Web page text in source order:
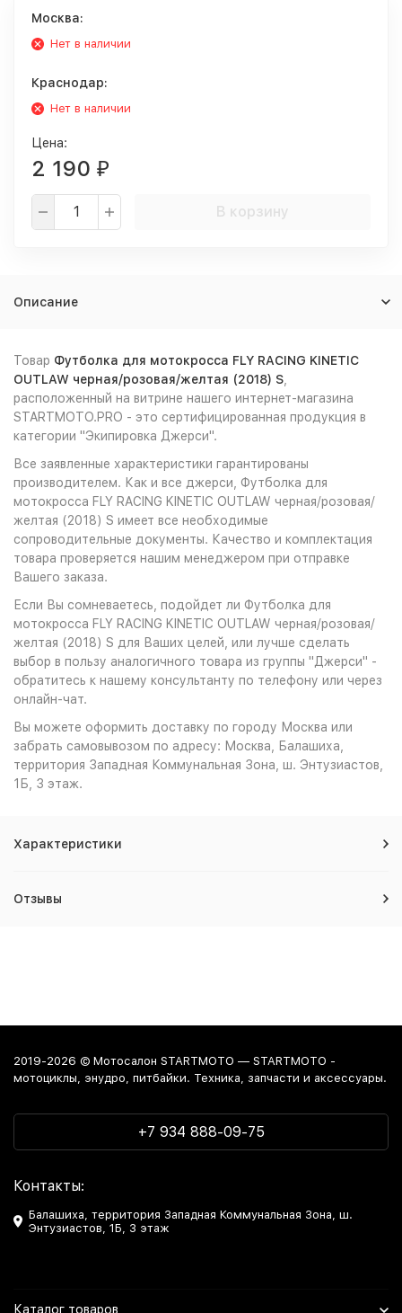
Москва:
Нет в наличии
Краснодар:
Нет в наличии
Цена:
2 190 ₽
В корзину
Описание
Товар Футболка для мотокросса FLY RACING KINETIC
OUTLAW черная/розовая/желтая (2018) S
расположенный на витрине нашего интернет-магазина
STARTMOTO.PRO - это сертифицированная продукция в
категории "Экипировка Джерси".
Все заявленные характеристики гарантированы
производителем. Как и все джерси, Футболка для
мотокросса FLY RACING KINETIC OUTLAW черная/розовая/
желтая (2018) S имеет все необходимые
сопроводительные документы. Качество и комплектация
товара проверяется нашим менеджером при отправке
Вашего заказа.
Если Вы сомневаетесь, подойдет ли Футболка для
мотокросса FLY RACING KINETIC OUTLAW черная/розовая/
желтая (2018) S для Ваших целей, или лучше сделать
выбор в пользу аналогичного товара из группы "Джерси" -
обратитесь к нашему консультанту по телефону или через
онлайн-чат.
Вы можете оформить доставку по городу Москва или
забрать самовывозом по адресу: Москва, Балашиха,
территория Западная Коммунальная Зона, ш. Энтузиастов,
1Б, 3 этаж.
Характеристики
Отзывы
2019-2026 © Мотосалон STARTMOTO — STARTMOTO -
мотоциклы, энудро, питбайки. Техника, запчасти и аксессуары.
+7 934 888-09-75
Контакты:
Балашиха, территория Западная Коммунальная Зона, ш.
Энтузиастов, 1Б, 3 этаж
Каталог товаров